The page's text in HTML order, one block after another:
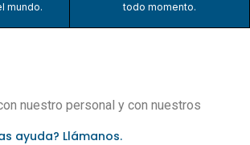
mundo.
todo momento.
nuestro personal y con nuestros
ayuda? Llámanos.